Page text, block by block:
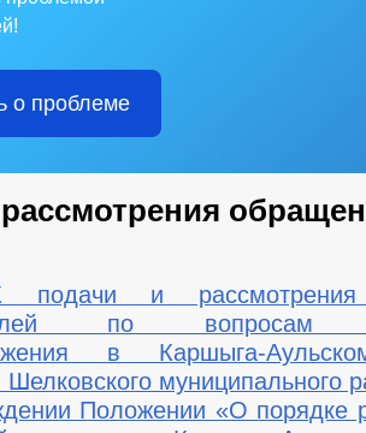
о проблеме
подачи и рассмотрения
по вопросам
в Каршыга-
Шелковского муниципального
Положении «О порядке